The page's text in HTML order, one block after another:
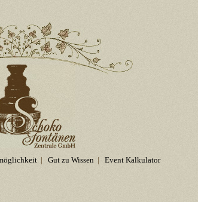
| Gut zu Wissen| Event Kalkulator